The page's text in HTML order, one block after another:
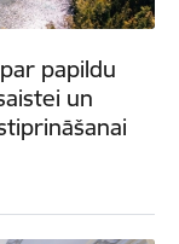
papildu
un